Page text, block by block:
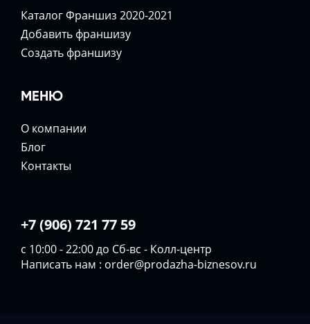
Каталог Франшиз 2020-2021
Добавить франшизу
Создать франшизу
МЕНЮ
О компании
Блог
Контакты
+7 (906) 721 77 59
с 10:00 - 22:00 до Сб-вс - Колл-центр
Написать нам : order@prodazha-biznesov.ru